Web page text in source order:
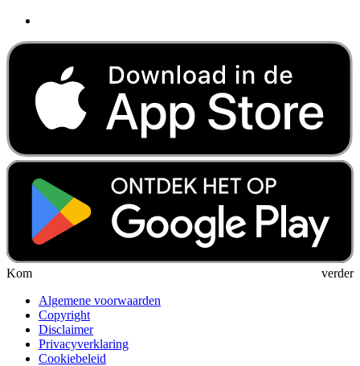
Kom verder
Algemene voorwaarden
Copyright
Disclaimer
Privacyverklaring
Cookiebeleid